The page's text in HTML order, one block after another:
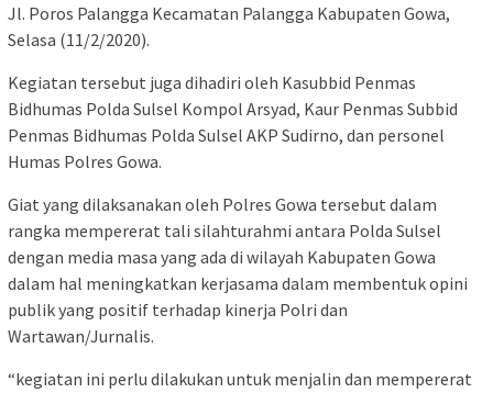
Jl. Poros Palangga Kecamatan Palangga Kabupaten Gowa,
Selasa (11/2/2020).
Kegiatan tersebut juga dihadiri oleh Kasubbid Penmas
Bidhumas Polda Sulsel Kompol Arsyad, Kaur Penmas Subbid
Penmas Bidhumas Polda Sulsel AKP Sudirno, dan personel
Humas Polres Gowa.
Giat yang dilaksanakan oleh Polres Gowa tersebut dalam
rangka mempererat tali silahturahmi antara Polda Sulsel
dengan media masa yang ada di wilayah Kabupaten Gowa
dalam hal meningkatkan kerjasama dalam membentuk opini
publik yang positif terhadap kinerja Polri dan
Wartawan/Jurnalis.
“kegiatan ini perlu dilakukan untuk menjalin dan mempererat